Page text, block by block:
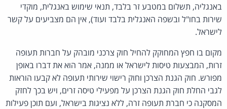
באנגליה, תשלום במטבע זר בלבד, תנאי שימוש באנגלית, מוקדי
שירות בחו"ל ובשפה האנגלית בלבד ועוד), אין הם מצביעים על קשר
לישראל.
מקום בו חפץ המחוקק להחיל חוק צרכני מובהק על חברות תעופה
זרות, המבצעות טיסות לישראל או ממנה, אמר הוא את דברו באופן
מפורש. חוק הגנת הצרכן וחוק רישוי שירותי תעופה לא קבעו הוראות
לגבי החלת חוק הגנת הצרכן על מפעילי טיסה זרים, ויש בכך לחזק
המסקנה כי חברת תעופה זרה, ללא נציגות בישראל, ועם תוכן פעילות